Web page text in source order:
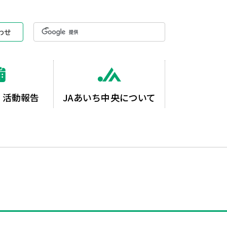
せ
動報告 JAあいち中央について